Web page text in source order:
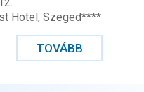
Hotel, Szeged****
TOVÁBB